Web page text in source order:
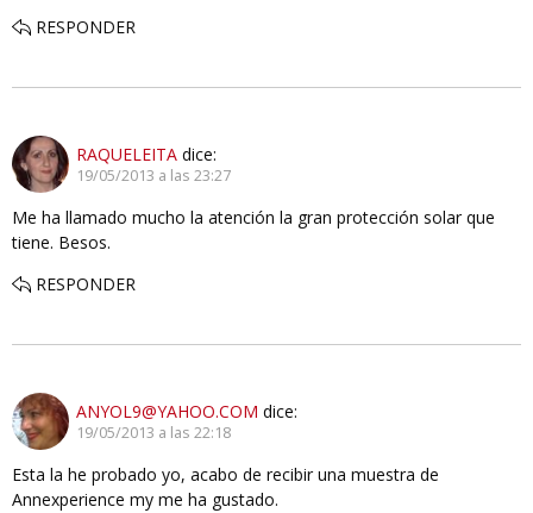
RESPONDER
RAQUELEITA dice:
19/05/2013 a las 23:27
Me ha llamado mucho la atención la gran protección solar que
tiene. Besos.
RESPONDER
ANYOL9@YAHOO.COM dice:
19/05/2013 a las 22:18
Esta la he probado yo, acabo de recibir una muestra de
Annexperience my me ha gustado.